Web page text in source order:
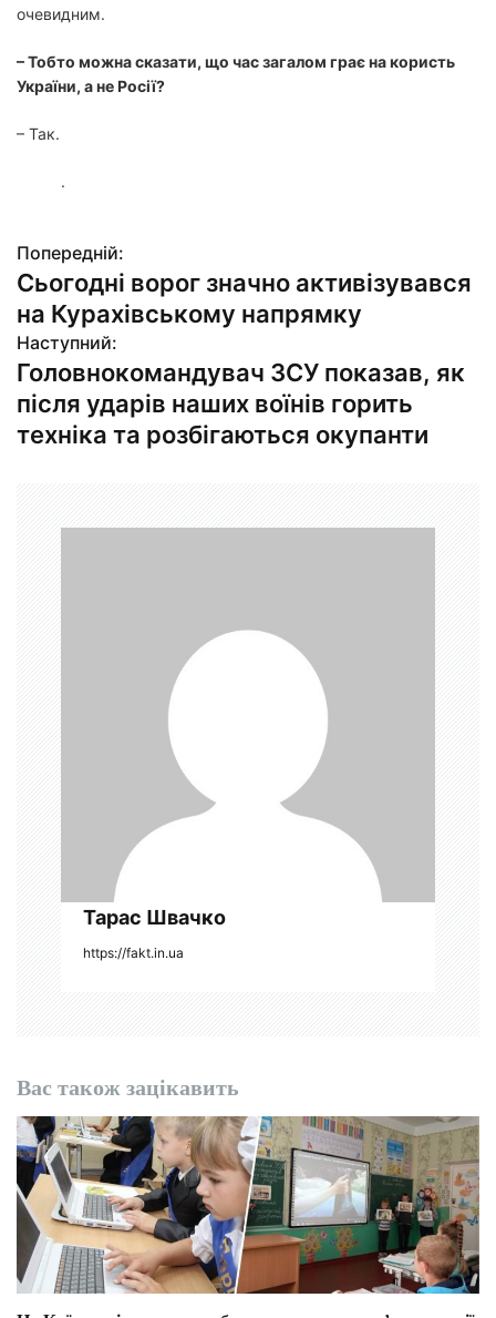
очевидним.
– Тобто можна сказати, що час загалом грає на користь
України, а не Росії?
– Так.
.
Н
а
в
і
г
Попередній:
Сьогодні ворог значно активізувався
на Курахівському напрямку
Наступний:
Головнокомандувач ЗСУ показав, як
після ударів наших воїнів горить
техніка та розбігаються окупанти
Тарас Швачко
https://fakt.in.ua
Вас також зацікавить